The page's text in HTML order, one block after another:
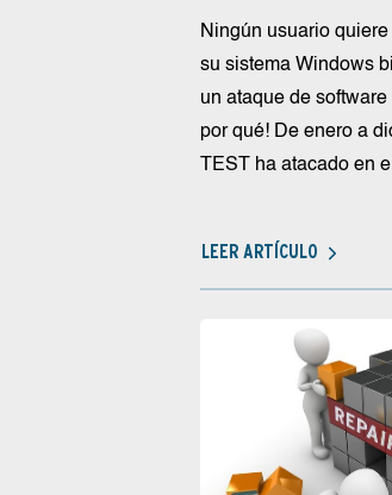
Ningún usuario
su sistema Windows
un ataque de
por qué! De enero a
TEST ha atacado en
LEER ARTÍCULO